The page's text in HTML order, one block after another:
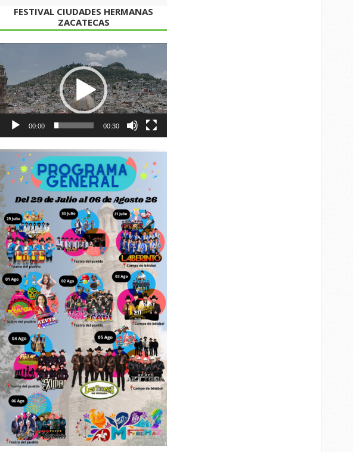
FESTIVAL CIUDADES HERMANAS
ZACATECAS
de
vídeo
00:00 00:30